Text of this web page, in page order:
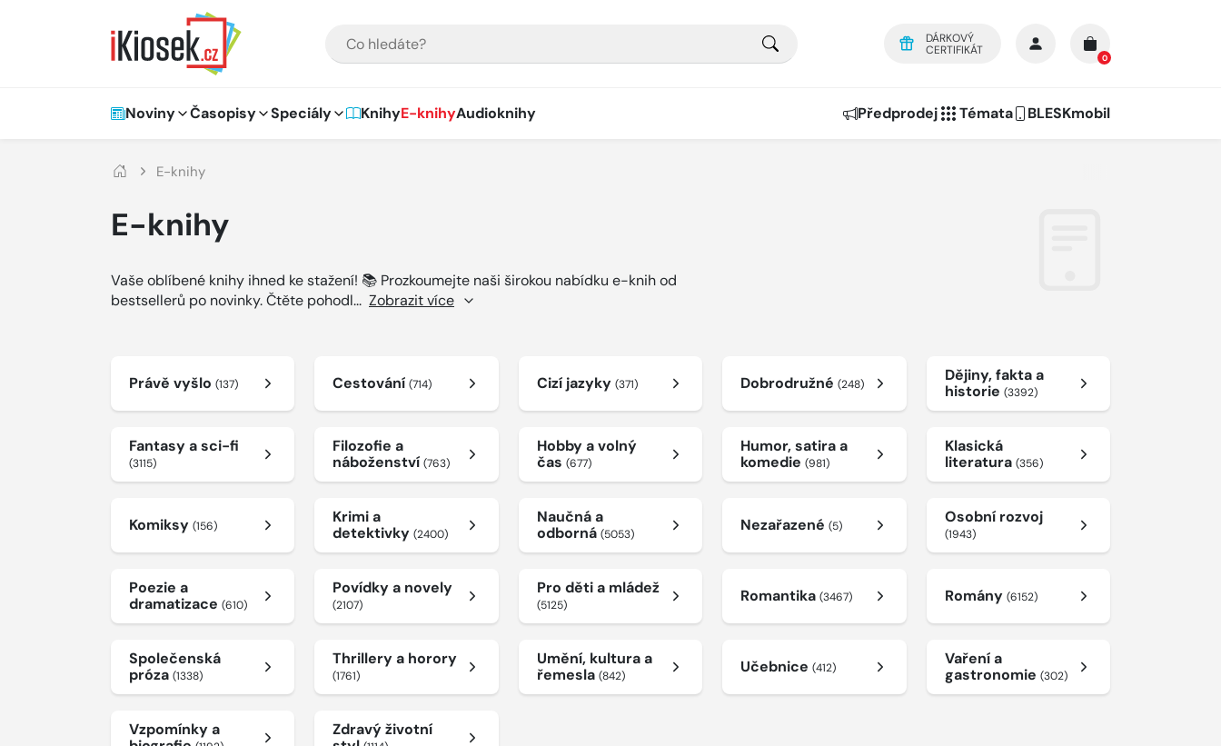
DÁRKOVÝ
CERTIFIKÁT
0
Hlavní navigace
Noviny Časopisy Speciály KnihyE-knihyAudioknihy Předprodej Témata BLESKmobil
E-knihy
E-knihy
Vaše oblíbené knihy ihned ke stažení! 📚 Prozkoumejte naši širokou nabídku e-knih od
bestsellerů po novinky. Čtěte pohodl... Zobrazit více
Právě vyšlo (137) Cestování(714) Cizí jazyky (371) Dobrodružné(248)
Dějiny, fakta a
historie (3392)
Fantasy a sci-fi
(3115)
Filozofie a
náboženství(763)
Hobby a volný
čas (677)
Humor, satira a
komedie(981)
Klasická
literatura (356)
Komiksy (156)
Krimi a
detektivky(2400)
Naučná a
odborná (5053) Nezařazené(5) Osobní rozvoj
(1943)
Poezie a
dramatizace (610)
Povídky a novely
(2107)
Pro děti a mládež
(5125) Romantika(3467) Romány (6152)
Společenská
próza (1338)
Thrillery a horory
(1761)
Umění, kultura a
řemesla (842) Učebnice(412)
Vaření a
gastronomie (302)
Vzpomínky a
Zdravý životní